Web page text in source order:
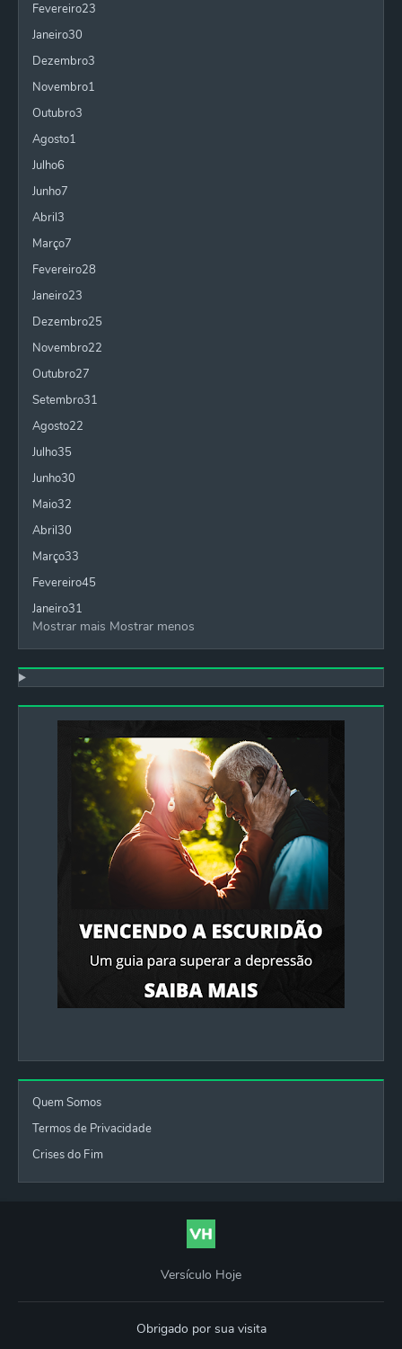
Fevereiro23
Janeiro30
Dezembro3
Novembro1
Outubro3
Agosto1
Julho6
Junho7
Abril3
Março7
Fevereiro28
Janeiro23
Dezembro25
Novembro22
Outubro27
Setembro31
Agosto22
Julho35
Junho30
Maio32
Abril30
Março33
Fevereiro45
Janeiro31
Mostrar mais Mostrar menos
Quem Somos
Termos de Privacidade
Crises do Fim
Versículo Hoje
Obrigado por sua visita